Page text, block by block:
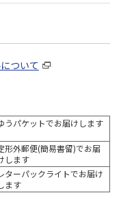
ついて
うパケットでお届けします
形外郵便(簡易書留)でお届
します
ターパックライトでお届け
ます